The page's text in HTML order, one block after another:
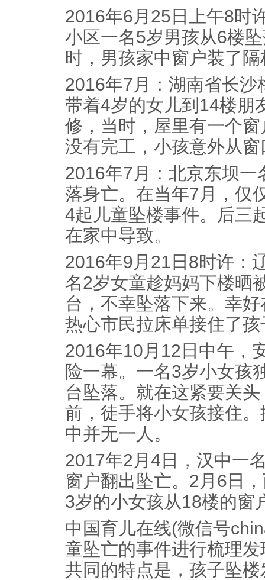
2016年6月25日上午8时
小区一名5岁男孩从6楼
时，男孩家中窗户装了
2016年7月：湖南省长
带着4岁的女儿到14楼朋
修，当时，屋里有一个
没有完工，小孩意外从
2016年7月：北京东坝
落身亡。在当年7月，仅
4起儿童坠楼事件。后三
在家中导致。
2016年9月21日8时许：
名2岁女童趁妈妈下楼晒
台，不幸坠落下来。幸
热心市民拉床单接住了孩
2016年10月12日中午，
险一幕。一名3岁小女孩
台坠落。就在这紧要关
前，徒手将小女孩接住
中并无一人。
2017年2月4日，汉中一
窗户翻出坠亡。2月6日
3岁的小女孩从18楼的窗
中国育儿在线(微信号
童坠亡的事件进行梳理
共同的特点是，孩子坠